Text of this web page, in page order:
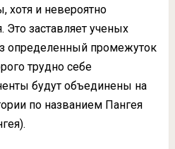
хотя и невероятно
заставляет ученых
определенный промежуток
трудно себе
будут объединены на
по названием Пангея